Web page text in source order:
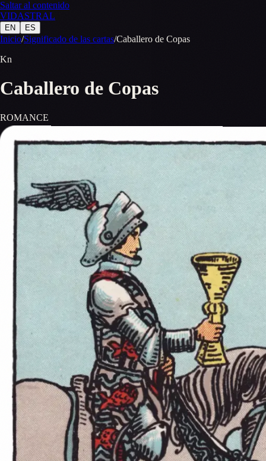
Saltar al contenido
VIDASTRAL
EN ES
Inicio/Significado de las cartas/Caballero de Copas
Kn
Caballero de Copas
ROMANCE